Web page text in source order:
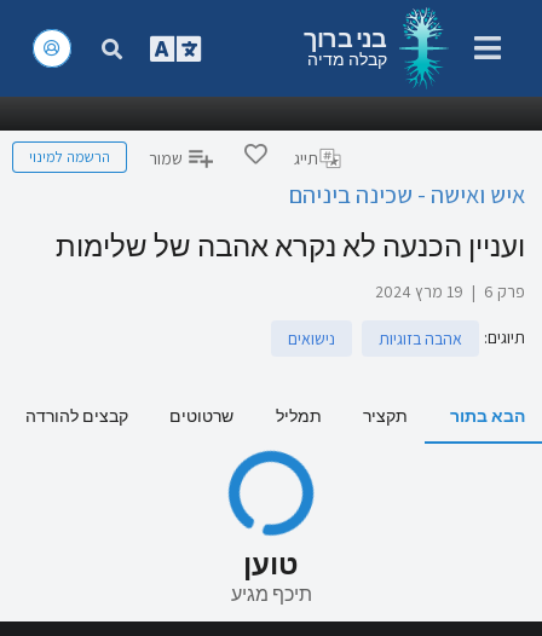
בני ברוך
קבלה מדיה
תייג שמור הרשמה למינוי
איש ואישה - שכינה ביניהם
ועניין הכנעה לא נקרא אהבה של שלימות
פרק 6 | 19 מרץ 2024
תיוגים: אהבה בזוגיות נישואים
הבא בתור תקציר תמליל שרטוטים קבצים להורדה
טוען
תיכף מגיע